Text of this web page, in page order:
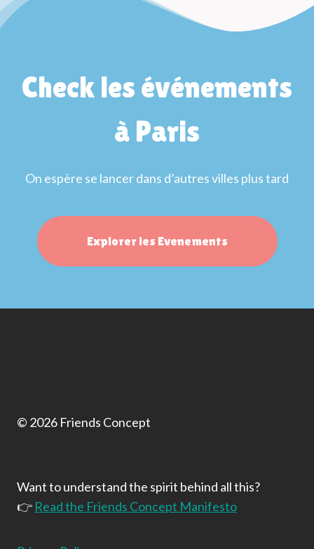
Check les événements
à Paris
On espère se lancer dans d’autres villes plus tard
Explorer les Evenements
© 2026 Friends Concept
Want to understand the spirit behind all this?
👉 Read the Friends Concept Manifesto